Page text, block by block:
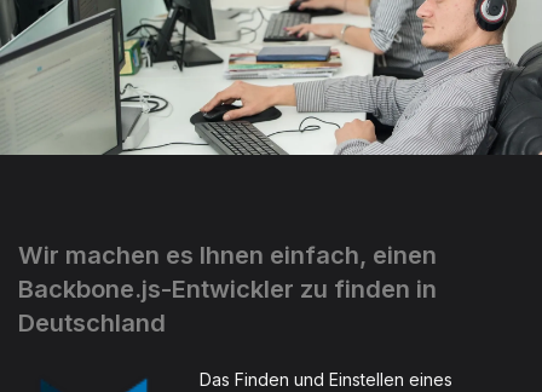
Wir machen es Ihnen einfach, einen
Backbone.js-Entwickler zu finden in
Deutschland
Das Finden und Einstellen eines